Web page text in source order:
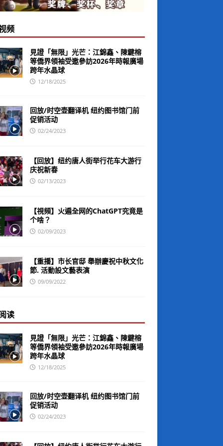
频
見證「無限」光芒：江錦鑫、陳鍵榕
等僑界領袖受邀參訪2026年時報廣場
跨年水晶球
12/18/2025
回放/时空壶翻译机 纽约图书馆门前
促销活动
02/24/2023
【回放】纽约唐人街举行花车大游行
庆祝新春
02/13/2023
【視頻】火遍全网的ChatGPT究竟是
个啥？
02/09/2023
【重播】市长官邸 舉辦慶祝中秋文化
節. 活動設文藝表演
09/09/2022
读
見證「無限」光芒：江錦鑫、陳鍵榕
等僑界領袖受邀參訪2026年時報廣場
跨年水晶球
12/18/2025
回放/时空壶翻译机 纽约图书馆门前
促销活动
02/24/2023